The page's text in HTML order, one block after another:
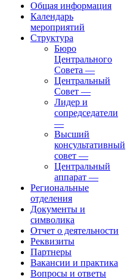
Общая информация
Календарь
мероприятий
Структура
Бюро
Центрального
Совета —
Центральный
Совет —
Лидер и
сопредседатели
—
Высший
консультативный
совет —
Центральный
аппарат —
Региональные
отделения
Документы и
символика
Отчет о деятельности
Реквизиты
Партнеры
Вакансии и практика
Вопросы и ответы